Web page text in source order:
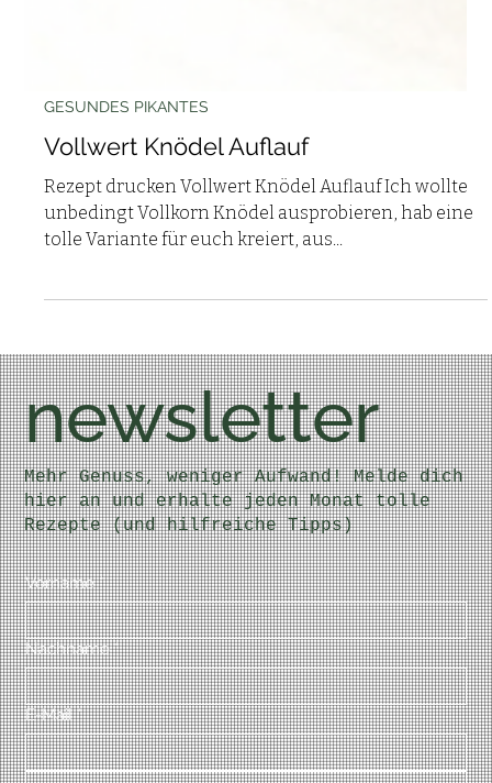
Vollwert Knödel Auflauf
unbedingt Vollkorn Knödel ausprobieren, hab eine
tolle Variante für euch kreiert, aus...
newsletter
Mehr Genuss, weniger Aufwand! Melde dich
hier an und erhalte jeden Monat tolle
Rezepte (und hilfreiche Tipps)
Vorname *